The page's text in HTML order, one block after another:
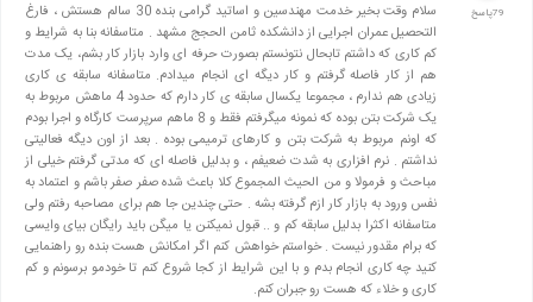
سلام وقت بخیر خدمت مهندسین و اساتید گرامی بنده 30 سالم هستش ، فارغ
التحصیل عمران اجرایی از دانشکده ثامن الحجج مشهد . متاسفانه بنا به شرایط و
کم کاری که داشتم تابحال نتونستم بصورت حرفه ای وارد بازار کار بشم، یک مدت
هم از کار فاصله گرفتم و کار دیگه ای انجام میدادم. متاسفانه سابقه ی کاری
زیادی هم ندارم ، مجموعا یکسال سابقه ی کار دارم که حدود 4 ماهش مربوط به
یک شرکت بتن بوده که نمونه میگرفتم فقط و 8 ماهم سرپرست کارگاه و اجرا بودم
که اونم مربوط به شرکت بتن و کارهای ترمیمی بوده . بعد از اون دیگه فعالیتی
نداشتم . نرم افزاری به شدت ضعیفم ، و بدلیل فاصله ای که مدتی گرفتم خیلی از
مباحث و فرمولا و من الحیث المجموع کلا باعث شده صفر صفر باشم و اعتماد به
نفس ورود به بازار کار ازم گرفته بشه . حتی چندین جا هم برای مصاحبه رفتم ولی
متاسفانه اکثرا بدلیل سابقه کم و .. قبول نمیکنن یا میگن باید رایگان بیای وایسی
که برام مقدور نیست . خواستم خواهش کنم اگر امکانش هست بنده رو راهنمایی
کنید چه کاری انجام بدم و با این شرایط از کجا شروع کنم تا خودمو برسونم و کم
کاری و خلاء که هست رو جبران کنم.